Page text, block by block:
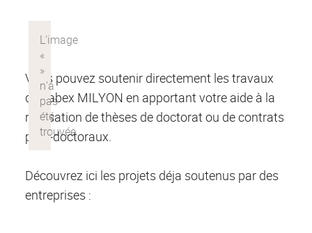
Vous pouvez soutenir directement les travaux
du Labex MILYON en apportant votre aide à la
réalisation de thèses de doctorat ou de contrats
post-doctoraux.
Découvrez ici les projets déja soutenus par des
entreprises :